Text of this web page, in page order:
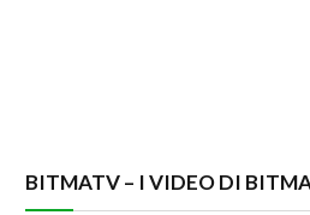
BITMATV – I VIDEO DI